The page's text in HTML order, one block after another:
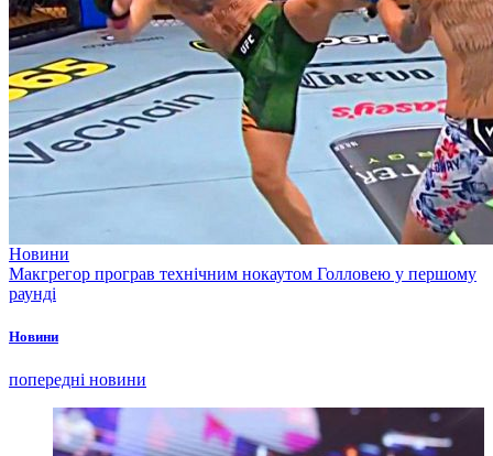
Новини
Макгрегор програв технічним нокаутом Голловею у першому
раунді
Новини
попередні новини